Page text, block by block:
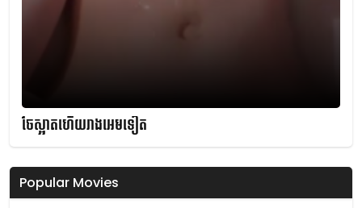
ចែស្អាតហើយរាងអេមទៀត
Popular Movies